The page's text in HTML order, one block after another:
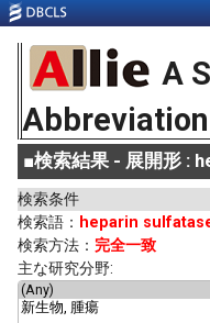
A
■検索結果 - 展開形 :
検索条件
検索語： heparin
検索方法： 完全一致
主な研究分野: